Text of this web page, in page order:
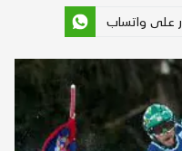
على واتساب